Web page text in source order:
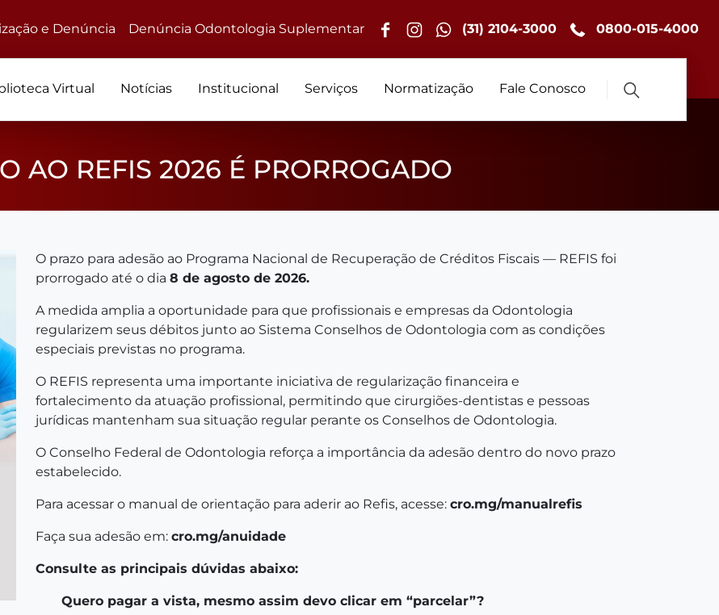
e Denúncia Denúncia Odontologia Suplementar (31) 2104-3000 0800-015-4000
Virtual Notícias Institucional Serviços Normatização Fale Conosco
AO REFIS 2026 É PRORROGADO
O prazo para adesão ao Programa Nacional de Recuperação de Créditos Fiscais — REFIS foi
prorrogado até o dia 8 de agosto de 2026.
A medida amplia a oportunidade para que profissionais e empresas da Odontologia
regularizem seus débitos junto ao Sistema Conselhos de Odontologia com as condições
especiais previstas no programa.
O REFIS representa uma importante iniciativa de regularização financeira e
fortalecimento da atuação profissional, permitindo que cirurgiões-dentistas e pessoas
jurídicas mantenham sua situação regular perante os Conselhos de Odontologia.
O Conselho Federal de Odontologia reforça a importância da adesão dentro do novo prazo
estabelecido.
Para acessar o manual de orientação para aderir ao Refis, acesse: cro.mg/manualrefis
Faça sua adesão em: cro.mg/anuidade
Consulte as principais dúvidas abaixo:
Quero pagar a vista, mesmo assim devo clicar em “parcelar”?